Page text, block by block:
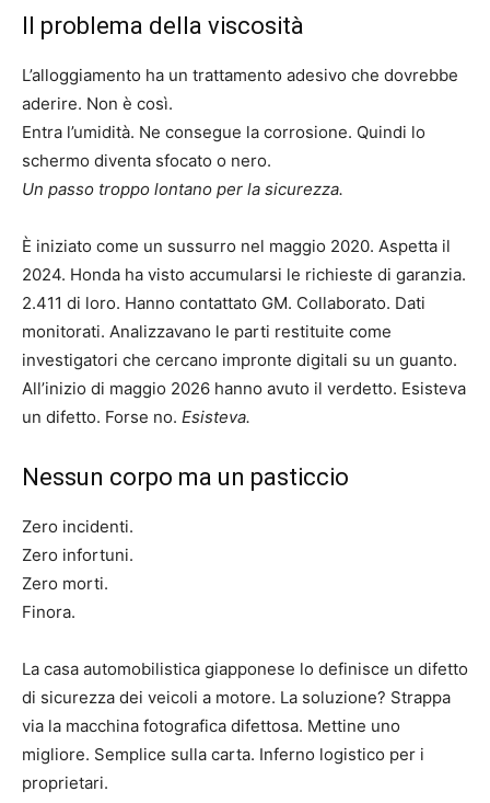
Il problema della viscosità
L’alloggiamento ha un trattamento adesivo che dovrebbe
aderire. Non è così.
Entra l’umidità. Ne consegue la corrosione. Quindi lo
schermo diventa sfocato o nero.
Un passo troppo lontano per la sicurezza.
È iniziato come un sussurro nel maggio 2020. Aspetta il
2024. Honda ha visto accumularsi le richieste di garanzia.
2.411 di loro. Hanno contattato GM. Collaborato. Dati
monitorati. Analizzavano le parti restituite come
investigatori che cercano impronte digitali su un guanto.
All’inizio di maggio 2026 hanno avuto il verdetto. Esisteva
un difetto. Forse no. Esisteva.
Nessun corpo ma un pasticcio
Zero incidenti.
Zero infortuni.
Zero morti.
Finora.
La casa automobilistica giapponese lo definisce un difetto
di sicurezza dei veicoli a motore. La soluzione? Strappa
via la macchina fotografica difettosa. Mettine uno
migliore. Semplice sulla carta. Inferno logistico per i
proprietari.